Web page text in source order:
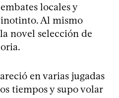
locales y
Al mismo
novel selección de
en varias jugadas
tiempos y supo volar